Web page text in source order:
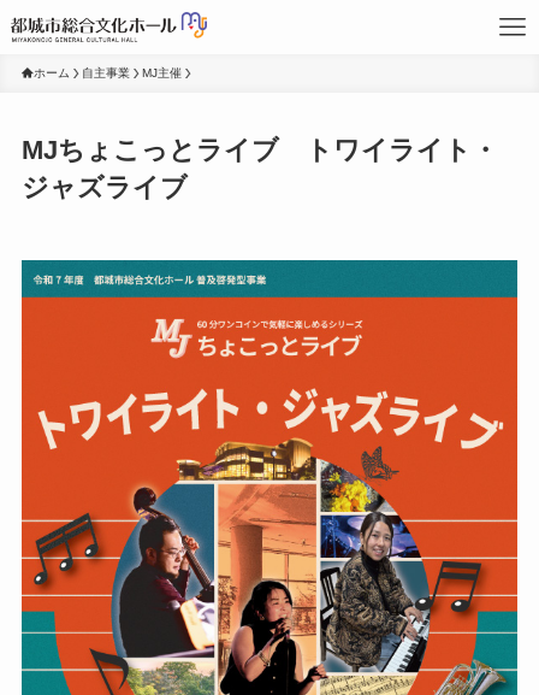
ホーム 自主事業 MJ主催
MJちょこっとライブ トワイライト・
ジャズライブ